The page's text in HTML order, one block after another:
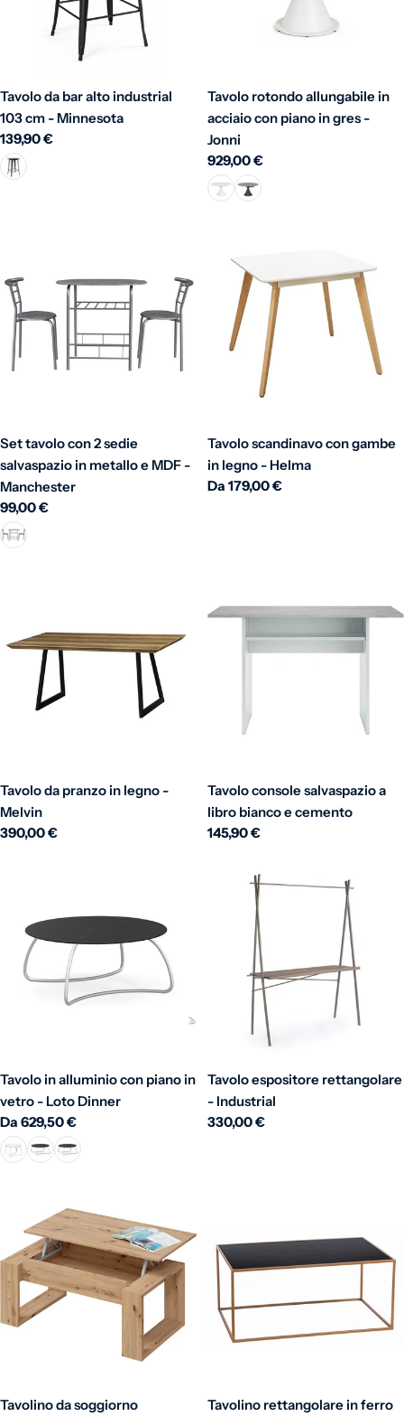
Tavolo da bar alto industrial
103 cm - Minnesota
Prezzo normale
139,90 €
Tavolo rotondo allungabile in
acciaio con piano in gres -
Jonni
Prezzo normale
929,00 €
Set tavolo con 2 sedie
salvaspazio in metallo e MDF -
Manchester
Prezzo normale
99,00 €
Tavolo scandinavo con gambe
in legno - Helma
Prezzo normale
Da 179,00 €
Tavolo da pranzo in legno -
Melvin
Prezzo normale
390,00 €
Tavolo console salvaspazio a
libro bianco e cemento
Prezzo normale
145,90 €
Tavolo in alluminio con piano in
vetro - Loto Dinner
Prezzo normale
Da 629,50 €
Tavolo espositore rettangolare
- Industrial
Prezzo normale
330,00 €
Tavolino da soggiorno
Tavolino rettangolare in ferro